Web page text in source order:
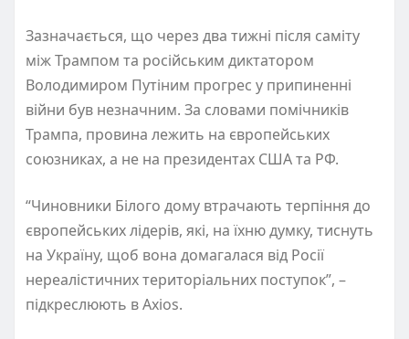
Зазначається, що через два тижні після саміту
між Трампом та російським диктатором
Володимиром Путіним прогрес у припиненні
війни був незначним. За словами помічників
Трампа, провина лежить на європейських
союзниках, а не на президентах США та РФ.
“Чиновники Білого дому втрачають терпіння до
європейських лідерів, які, на їхню думку, тиснуть
на Україну, щоб вона домагалася від Росії
нереалістичних територіальних поступок”, –
підкреслюють в Axios.